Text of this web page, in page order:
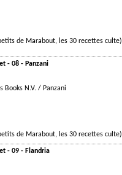
de Marabout, les 30 recettes culte)
- 08 - Panzani
Books N.V. / Panzani
de Marabout, les 30 recettes culte)
- 09 - Flandria